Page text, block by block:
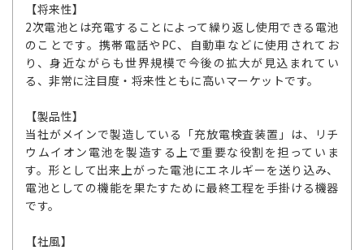
【将来性】
2次電池とは充電することによって繰り返し使用できる電池
のことです。携帯電話やPC、自動車などに使用されてお
り、身近ながらも世界規模で今後の拡大が見込まれてい
る、非常に注目度・将来性ともに高いマーケットです。
【製品性】
当社がメインで製造している「充放電検査装置」は、リチ
ウムイオン電池を製造する上で重要な役割を担っていま
す。形として出来上がった電池にエネルギーを送り込み、
電池としての機能を果たすために最終工程を手掛ける機器
です。
【社風】